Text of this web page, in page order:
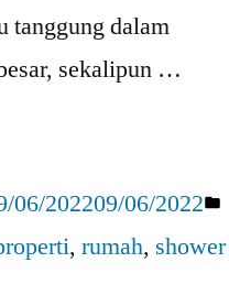
tanggung dalam
sekalipun …
06/202209/06/2022
, rumah, shower